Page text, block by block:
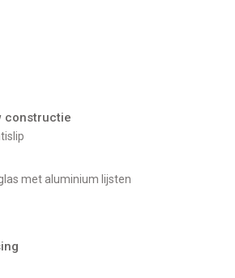
constructie
met aluminium lijsten